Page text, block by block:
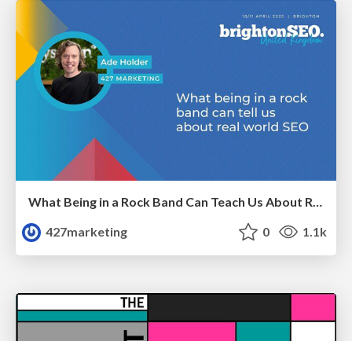
What Being in a Rock Band Can Teach Us About Real World SEO
427marketing
0 1.1k